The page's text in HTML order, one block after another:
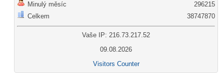
Minulý měsíc
Celkem
296215
38747870
Vaše IP: 216.73.217.52
09.08.2026
Visitors Counter